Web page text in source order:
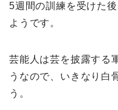
5週間の訓練を受けた
ようです。
芸能人は芸を披露する
うなので、いきなり白
う。